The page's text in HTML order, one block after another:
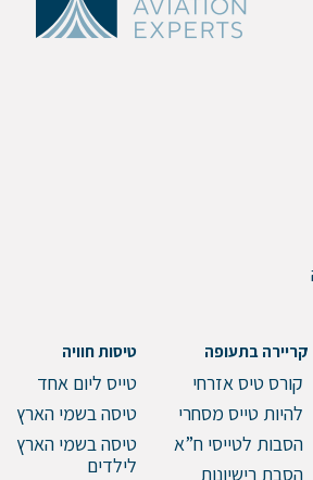
קריירה בתעופה
קורס טיס אזרחי
להיות טייס מסחרי
הסבות לטייסי ח”א
הסבת רישיונות
טיסות חוויה
טייס ליום אחד
טיסה בשמי הארץ
טיסה בשמי הארץ
לילדים